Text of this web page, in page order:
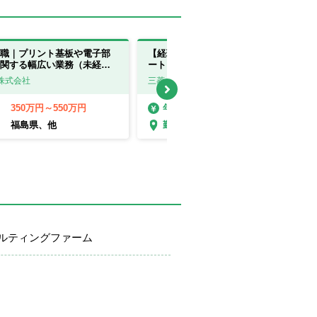
｜プリント基板や電子部
する幅広い業務（未経験
・滋賀県】
式会社
350万円～550万円
福島県、他
【経理（連結決算・制度会計）】リモ
ート・フレックスあり！／IFRS・M&A
業務を経験可／プライム上場
三菱ケミカル株式会社
年収
勤務地
ティングファーム